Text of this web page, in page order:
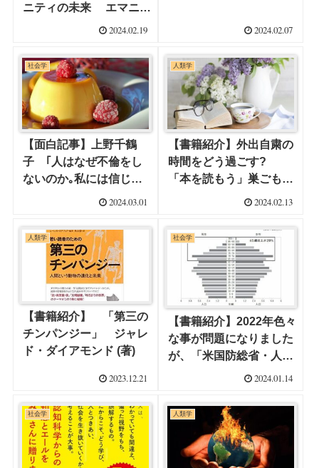
ニティの未来 エマニュ
エル・トッド (著)2024.02.19 2024.02.07
社会学
【面白記事】上野千鶴
子 ｢人はなぜ不倫をし
ないのか｡私には信じら
れない｣ なんていう事
2024.03.01
人類学
【書籍紹介】外出自粛の
時間をどう過ごす?
「本を読もう」巣ごもり
時間の有効活用方法で
2024.02.13
人類学
【書籍紹介】 「第三の
チンパンジー」 ジャレ
ド・ダイアモンド (著)
2023.12.21
社会学
【書籍紹介】2022年色々
な事が問題になりました
が、「米国防総省・人口
統計コンサルタントの 人
2024.01.14
社会学 人類学